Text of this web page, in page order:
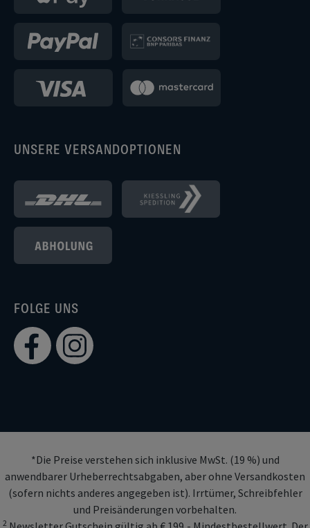
UNSERE VERSANDOPTIONEN
FOLGE UNS
*Die Preise verstehen sich inklusive MwSt. (19 %) und
anwendbarer Urheberrechtsabgaben, aber ohne Versandkosten
(sofern nichts anderes angegeben ist). Irrtümer, Schreibfehler
und Preisänderungen vorbehalten.
2